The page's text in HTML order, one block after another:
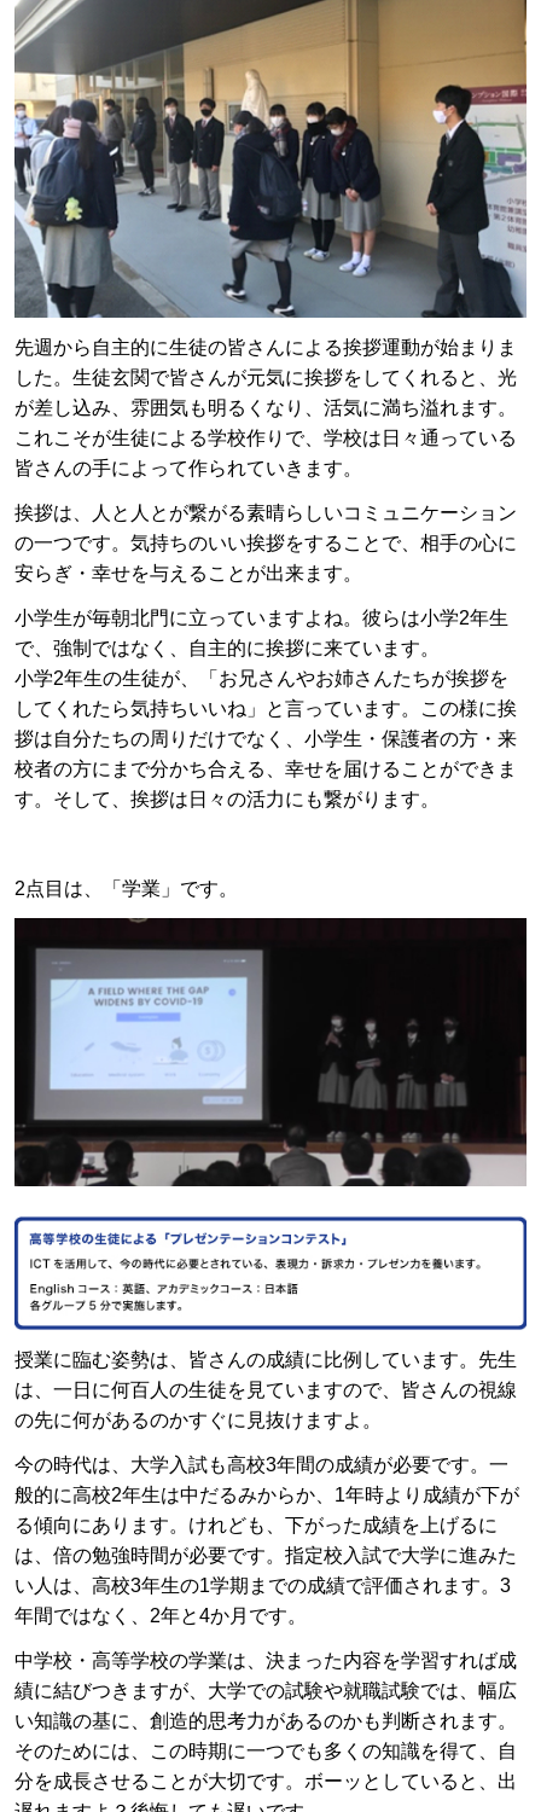
先週から自主的に生徒の皆さんによる挨拶運動が始まりま
した。生徒玄関で皆さんが元気に挨拶をしてくれると、光
が差し込み、雰囲気も明るくなり、活気に満ち溢れます。
これこそが生徒による学校作りで、学校は日々通っている
皆さんの手によって作られていきます。
挨拶は、人と人とが繋がる素晴らしいコミュニケーション
の一つです。気持ちのいい挨拶をすることで、相手の心に
安らぎ・幸せを与えることが出来ます。
小学生が毎朝北門に立っていますよね。彼らは小学2年生
で、強制ではなく、自主的に挨拶に来ています。
小学2年生の生徒が、「お兄さんやお姉さんたちが挨拶を
してくれたら気持ちいいね」と言っています。この様に挨
拶は自分たちの周りだけでなく、小学生・保護者の方・来
校者の方にまで分かち合える、幸せを届けることができま
す。そして、挨拶は日々の活力にも繋がります。
2点目は、「学業」です。
授業に臨む姿勢は、皆さんの成績に比例しています。先生
は、一日に何百人の生徒を見ていますので、皆さんの視線
の先に何があるのかすぐに見抜けますよ。
今の時代は、大学入試も高校3年間の成績が必要です。一
般的に高校2年生は中だるみからか、1年時より成績が下が
る傾向にあります。けれども、下がった成績を上げるに
は、倍の勉強時間が必要です。指定校入試で大学に進みた
い人は、高校3年生の1学期までの成績で評価されます。3
年間ではなく、2年と4か月です。
中学校・高等学校の学業は、決まった内容を学習すれば成
績に結びつきますが、大学での試験や就職試験では、幅広
い知識の基に、創造的思考力があるのかも判断されます。
そのためには、この時期に一つでも多くの知識を得て、自
分を成長させることが大切です。ボーッとしていると、出